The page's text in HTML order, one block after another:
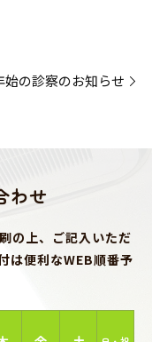
始の診察のお知らせ
わせ
の上、ご記入いただ
は便利なWEB順番予